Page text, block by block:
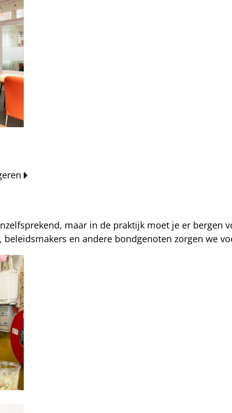
maar in de praktijk moet je er bergen
en andere bondgenoten zorgen we